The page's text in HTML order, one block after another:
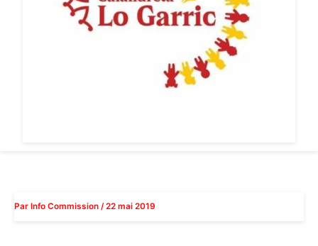
Par Info Commission /22 mai 2019